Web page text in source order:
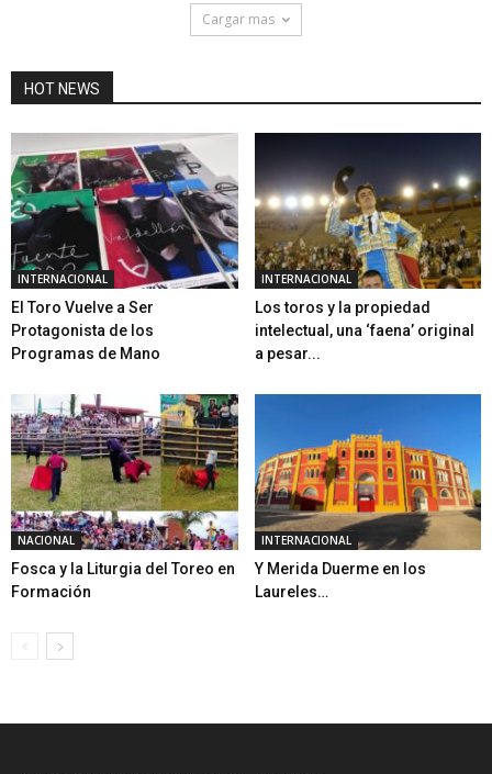
Cargar mas
HOT NEWS
INTERNACIONAL
El Toro Vuelve a Ser
Protagonista de los
Programas de Mano
INTERNACIONAL
Los toros y la propiedad
intelectual, una ‘faena’ original
a pesar...
NACIONAL
Fosca y la Liturgia del Toreo en
Formación
INTERNACIONAL
Y Merida Duerme en los
Laureles…